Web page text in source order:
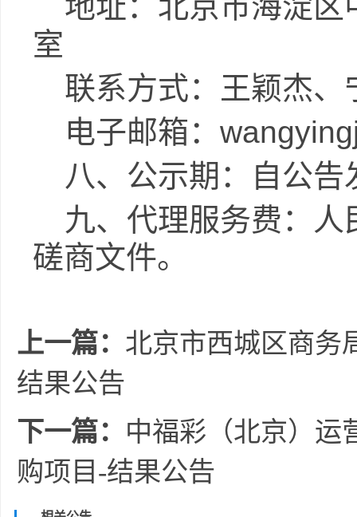
地址：北京市海淀区
室
联系方式：王颖杰、
电子邮箱：
八、公示期：自公告
九、代理服务费：人
磋商文件。
上一篇： 北京市西城区商务
结果公告
下一篇： 中福彩（北京）运
购项目-结果公告